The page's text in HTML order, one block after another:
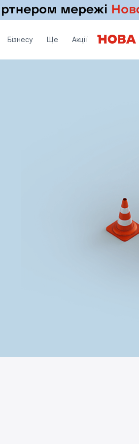
Бізнесу Ще Акції